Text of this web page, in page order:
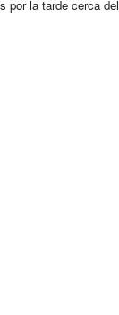
por la tarde cerca del